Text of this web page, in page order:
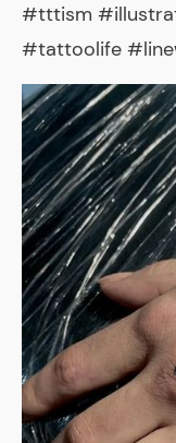
#tttism
#tattoolife